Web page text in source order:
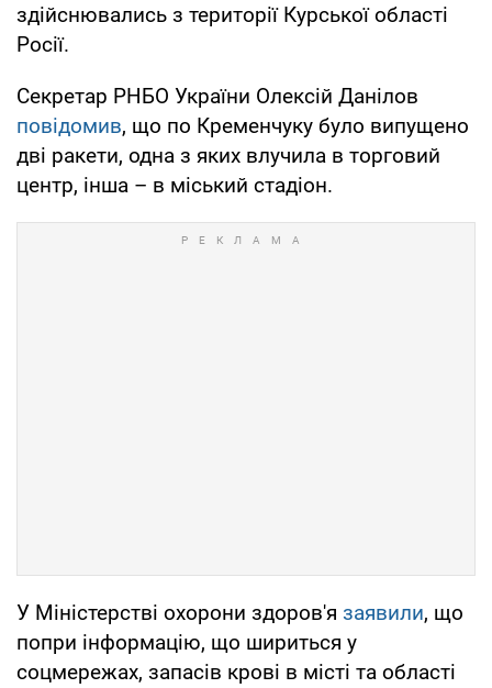
здійснювались з території Курської області
Росії.
Секретар РНБО України Олексій Данілов
повідомив, що по Кременчуку було випущено
дві ракети, одна з яких влучила в торговий
центр, інша – в міський стадіон.
У Міністерстві охорони здоров'я заявили, що
попри інформацію, що шириться у
соцмережах, запасів крові в місті та області